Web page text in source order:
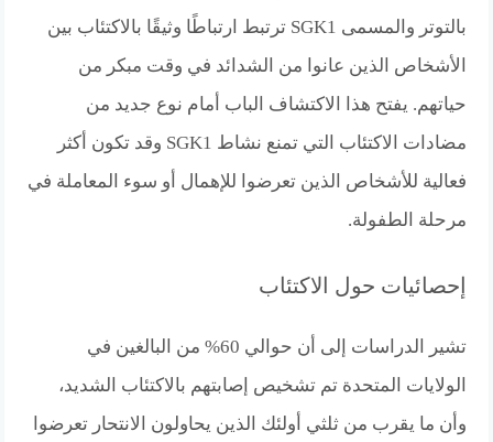
بالتوتر والمسمى SGK1 ترتبط ارتباطًا وثيقًا بالاكتئاب بين
الأشخاص الذين عانوا من الشدائد في وقت مبكر من
حياتهم. يفتح هذا الاكتشاف الباب أمام نوع جديد من
مضادات الاكتئاب التي تمنع نشاط SGK1 وقد تكون أكثر
فعالية للأشخاص الذين تعرضوا للإهمال أو سوء المعاملة في
مرحلة الطفولة.
إحصائيات حول الاكتئاب
تشير الدراسات إلى أن حوالي 60% من البالغين في
الولايات المتحدة تم تشخيص إصابتهم بالاكتئاب الشديد،
وأن ما يقرب من ثلثي أولئك الذين يحاولون الانتحار تعرضوا